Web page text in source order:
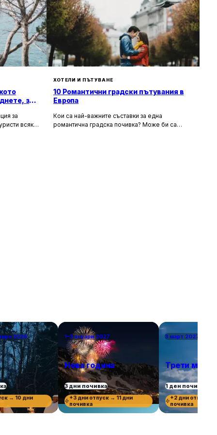
за
за
всяка
ХОТЕЛИ И ПЪТУВАНЕ
10 Романтични градски пътувания в
Европа
Кои са най-важните съставки за една
романтична градска почивка? Може би са
2026
→ 10 дни
1–3 януари 2027
Нова година
3 дни почивка
+3 дни отпуск → 11 дни
почивка
3 март 2027 г.
Трети март
1 ден почивка
+2 дни отпуск →
почивка